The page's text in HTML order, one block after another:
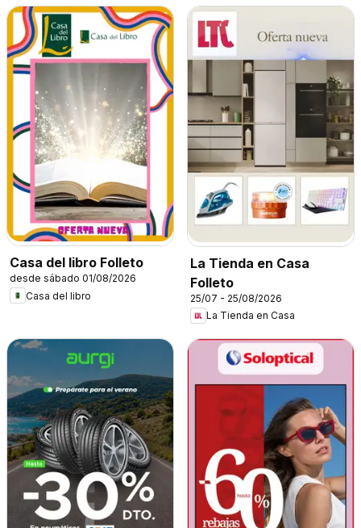
Casa del libro Folleto
desde sábado 01/08/2026
Casa del libro
La Tienda en Casa
Folleto
25/07 - 25/08/2026
La Tienda en Casa